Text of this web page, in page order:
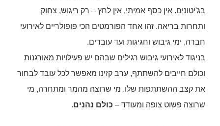
בג'יטונים. אין כסף אמיתי, אין לחץ – רק ריגוש, צחוק
ותחרות בריאה. זהו אחד הפורמטים הכי פופולריים לאירועי
חברה, ימי גיבוש וחגיגות ועד עובדים.
בניגוד לאירועי גיבוש רגילים שבהם יש פעילויות מאורגנות
וכולם חייבים להשתתף, ערב קזינו מאפשר לכל עובד לבחור
את קצב ההשתתפות שלו. מי שרוצה מהמר ומתחרה, מי
שרוצה פשוט צופה ומעודד – כולם נהנים.